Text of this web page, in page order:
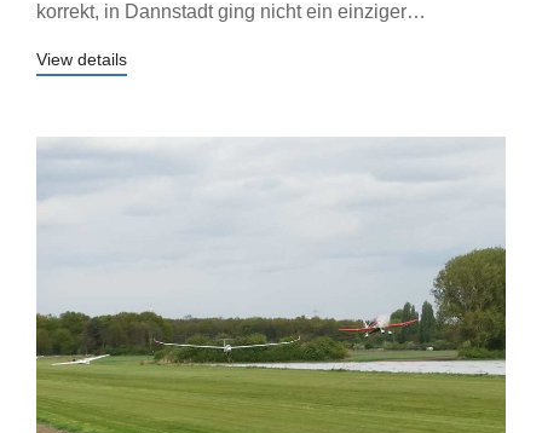
korrekt, in Dannstadt ging nicht ein einziger…
View details